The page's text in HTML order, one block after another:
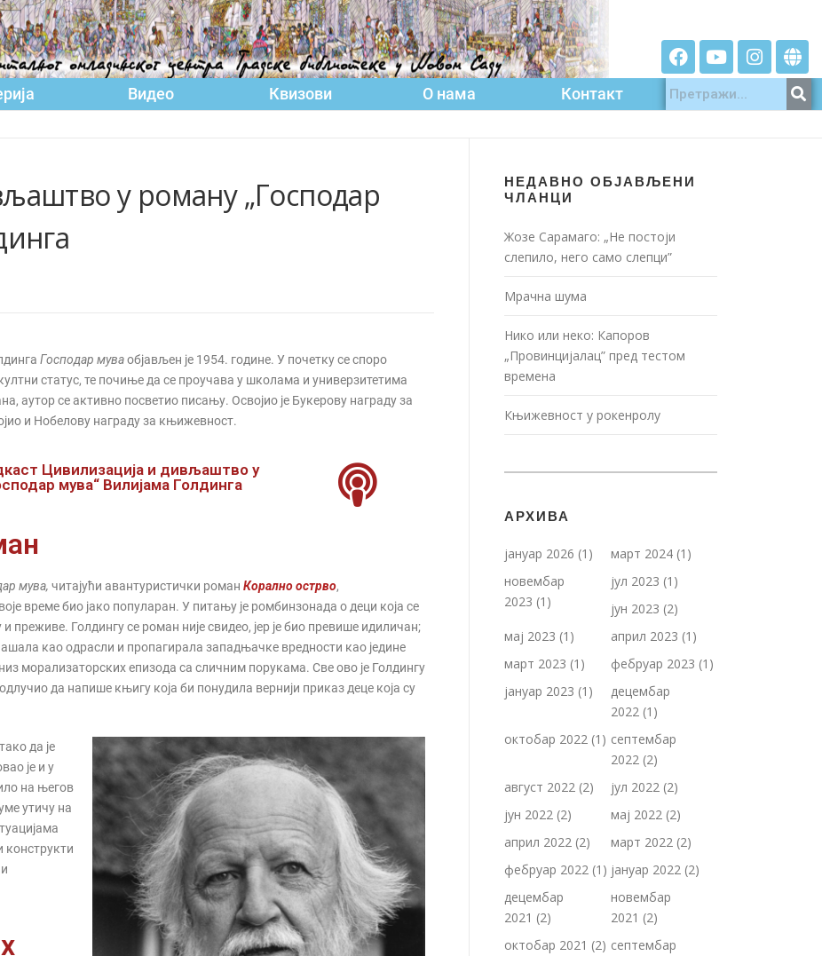
Видео Квизови О нама Контакт
у роману „Господар
Господар муваобјављен је 1954. године. У почетку се споро
статус, те почиње да се проучава у школама и универзитетима
аутор се активно посветио писању. Освојио је Букерову награду за
и Нобелову награду за књижевност.
Цивилизација и дивљаштво у
мува“ Вилијамa Голдингa
мува, читајући авантуристички роман Корално острво,
време био јако популаран. У питању је ромбинзонада о деци која се
преживе. Голдингу се роман није свидео, јер је био превише идиличан;
као одрасли и пропагирала западњачке вредности као једине
морализаторских епизода са сличним порукама. Све ово је Голдингу
да напише књигу која би понудила вернији приказ деце која су
да је
је и у
на његов
утичу на
конструкти
НЕДАВНО ОБЈАВЉЕНИ
ЧЛАНЦИ
Жозе Сарамаго: „Не постоји
слепило, него само слепци”
Мрачна шума
Нико или неко: Капоров
„Провинцијалац” пред тестом
времена
Књижевност у рокенролу
АРХИВА
јануар 2026 (1) март 2024 (1)
новембар
2023 (1)
јул 2023 (1)
јун 2023 (2)
мај 2023 (1) април 2023 (1)
март 2023 (1) фебруар 2023 (1)
јануар 2023 (1)
децембар
2022 (1)
октобар 2022 (1) септембар
2022 (2)
август 2022 (2) јул 2022 (2)
јун 2022 (2) мај 2022 (2)
април 2022 (2) март 2022 (2)
фебруар 2022 (1) јануар 2022 (2)
децембар
2021 (2)
новембар
2021 (2)
октобар 2021 (2) септембар